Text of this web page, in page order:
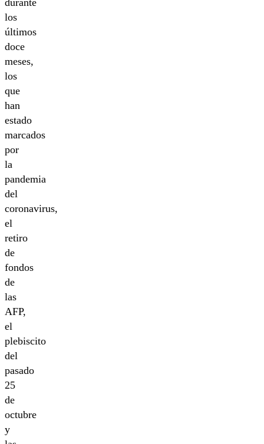
los
últimos
doce
meses,
los
que
han
estado
marcados
por
la
pandemia
del
coronavirus,
el
retiro
de
fondos
de
las
AFP,
el
plebiscito
del
pasado
25
de
octubre
y